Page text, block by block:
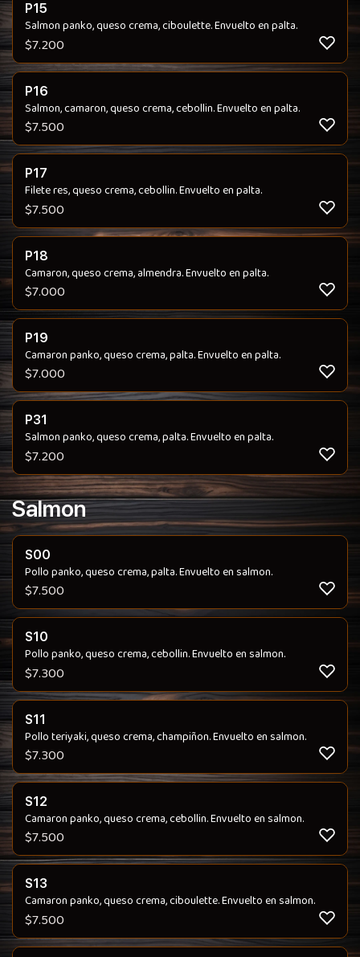
P15
Salmon panko, queso crema, ciboulette. Envuelto en palta.
$7.200
P16
Salmon, camaron, queso crema, cebollin. Envuelto en palta.
$7.500
P17
Filete res, queso crema, cebollin. Envuelto en palta.
$7.500
P18
Camaron, queso crema, almendra. Envuelto en palta.
$7.000
P19
Camaron panko, queso crema, palta. Envuelto en palta.
$7.000
P31
Salmon panko, queso crema, palta. Envuelto en palta.
$7.200
Salmon
S00
Pollo panko, queso crema, palta. Envuelto en salmon.
$7.500
S10
Pollo panko, queso crema, cebollin. Envuelto en salmon.
$7.300
S11
Pollo teriyaki, queso crema, champiñon. Envuelto en salmon.
$7.300
S12
Camaron panko, queso crema, cebollin. Envuelto en salmon.
$7.500
S13
Camaron panko, queso crema, ciboulette. Envuelto en salmon.
$7.500